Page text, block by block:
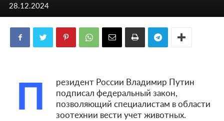
28.12.2024
П
резидент России Владимир Путин
подписал федеральный закон,
позволяющий специалистам в области
зоотехнии вести учет животных.